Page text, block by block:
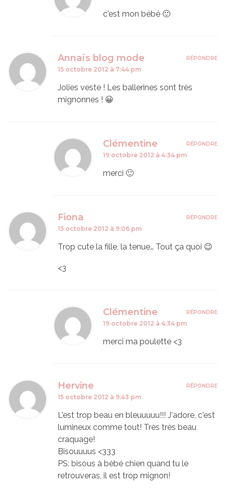
c'est mon bébé 🙂
Annaïs blog mode
15 octobre 2012 à 7:44 pm
Jolies veste ! Les ballerines sont très
mignonnes ! 😀
RÉPONDRE
Clémentine
19 octobre 2012 à 4:34 pm
merci 🙂
RÉPONDRE
Fiona
15 octobre 2012 à 9:06 pm
Trop cute la fille, la tenue… Tout ça quoi 😉
<3
RÉPONDRE
Clémentine
19 octobre 2012 à 4:34 pm
merci ma poulette <3
RÉPONDRE
Hervine
15 octobre 2012 à 9:43 pm
L'est trop beau en bleuuuuu!!! J'adore, c'est
lumineux comme tout! Très très beau
craquage!
Bisouuuus <333
PS: bisous à bébé chien quand tu le
retrouveras, il est trop mignon!
RÉPONDRE